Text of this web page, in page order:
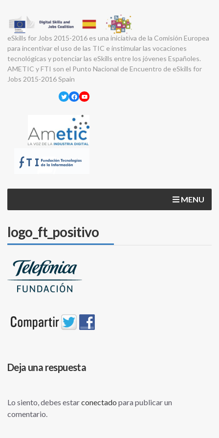
eSkills for Jobs 2015-2016 es una iniciativa de la Comisión Europea
para incentivar el uso de las TIC e instimular las vocaciones
tecnológicas y potenciar las eSkills entre los jóvenes Españoles.
AMETIC y FTI son el Punto Nacional de Encuentro de eSkills for
Jobs 2015-2016 Spain
Twitter
Facebook
YouTube
MENU
logo_ft_positivo
Deja una respuesta
Lo siento, debes estarconectado para publicar un
comentario.